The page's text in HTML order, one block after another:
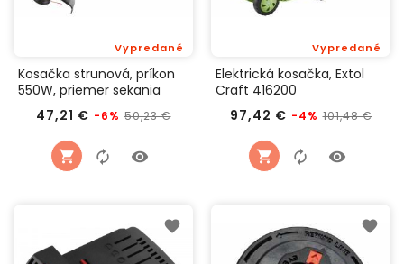
Kosačka strunová, príkon
550W, priemer sekania
30cm, Extol Craft 416125
47,21 € Bežná
-6% 50,23 €
Vypredané
Cena
Elektrická kosačka, Extol
Craft 416200
97,42 € Bežná
-4% 101,48 €
Vypredané